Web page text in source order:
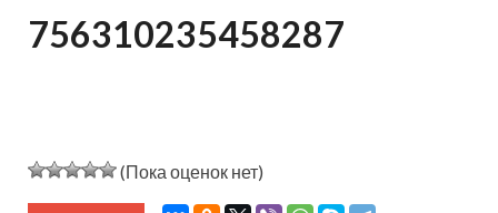
756310235458287
(Пока оценок нет)